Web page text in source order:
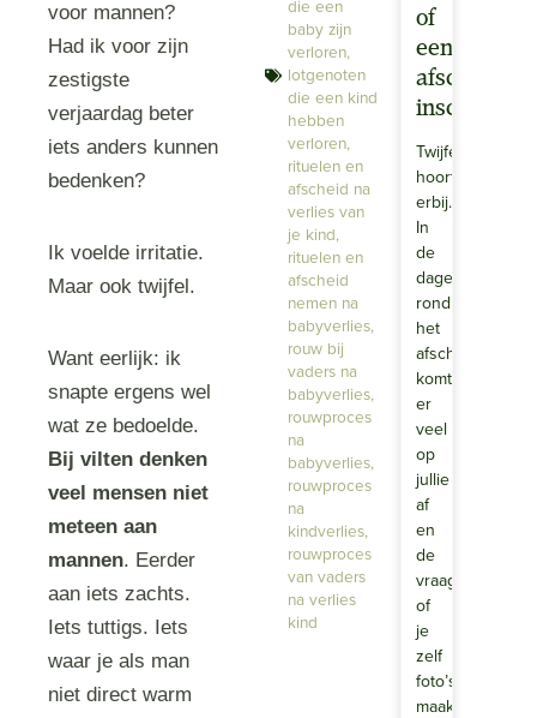
voor mannen?
Had ik voor zijn
zestigste
verjaardag beter
iets anders kunnen
bedenken?
Ik voelde irritatie.
Maar ook twijfel.
Want eerlijk: ik
snapte ergens wel
wat ze bedoelde.
Bij vilten denken
veel mensen niet
meteen aan
mannen. Eerder
aan iets zachts.
Iets tuttigs. Iets
waar je als man
niet direct warm
die een
baby zijn
verloren,
lotgenoten
die een kind
hebben
verloren,
rituelen en
afscheid na
verlies van
je kind,
rituelen en
afscheid
nemen na
babyverlies,
rouw bij
vaders na
babyverlies,
rouwproces
na
babyverlies,
rouwproces
na
kindverlies,
rouwproces
van vaders
na verlies
kind
of
een
inschakelen
Twijfelen
hoort
erbij.
In
de
dagen
rond
het
afscheid
komt
er
veel
op
jullie
af
en
de
vraag
of
je
zelf
foto’s
maakt